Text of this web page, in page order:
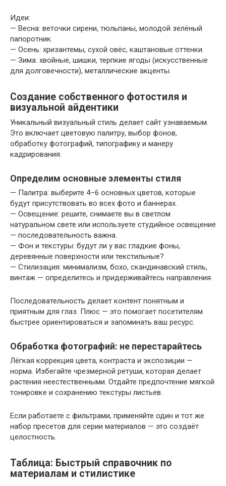
Идеи:
— Весна: веточки сирени, тюльпаны, молодой зелёный
папоротник.
— Осень: хризантемы, сухой овёс, каштановые оттенки.
— Зима: хвойные, шишки, терпкие ягоды (искусственные
для долговечности), металлические акценты.
Создание собственного фотостиля и
визуальной айдентики
Уникальный визуальный стиль делает сайт узнаваемым.
Это включает цветовую палитру, выбор фонов,
обработку фотографий, типографику и манеру
кадрирования.
Определим основные элементы стиля
— Палитра: выберите 4–6 основных цветов, которые
будут присутствовать во всех фото и баннерах.
— Освещение: решите, снимаете вы в светлом
натуральном свете или используете студийное освещение
— последовательность важна.
— Фон и текстуры: будут ли у вас гладкие фоны,
деревянные поверхности или текстильные?
— Стилизация: минимализм, бохо, скандинавский стиль,
винтаж — определитесь и придерживайтесь направления.
Последовательность делает контент понятным и
приятным для глаз. Плюс — это помогает посетителям
быстрее ориентироваться и запоминать ваш ресурс.
Обработка фотографий: не перестарайтесь
Лёгкая коррекция цвета, контраста и экспозиции —
норма. Избегайте чрезмерной ретуши, которая делает
растения неестественными. Отдайте предпочтение мягкой
тонировке и сохранению текстуры листьев.
Если работаете с фильтрами, применяйте один и тот же
набор пресетов для серии материалов — это создаёт
целостность.
Таблица: Быстрый справочник по
материалам и стилистике